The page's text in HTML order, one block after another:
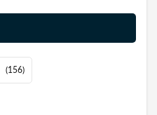
(156)